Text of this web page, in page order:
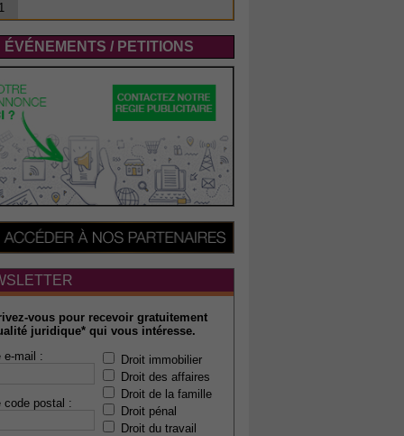
ÉVÉNEMENTS / PETITIONS
vous pour recevoir gratuitement
juridique* qui vous intéresse.
e-mail :
code postal :
Droit immobilier
Droit des affaires
Droit de la famille
Droit pénal
Droit du travail